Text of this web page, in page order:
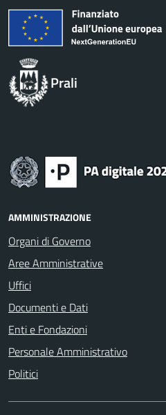
Prali
AMMINISTRAZIONE
Organi di Governo
Aree Amministrative
Uffici
Documenti e Dati
Enti e Fondazioni
Personale Amministrativo
Politici